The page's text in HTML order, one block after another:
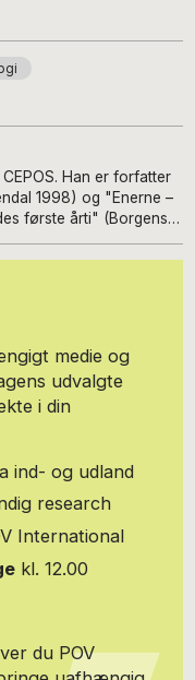
Han er forfatter
1998) og "Enerne –
første årti" (Borgens
til innovation”
i England.
medie og
udvalgte
i din
ind- og udland
research
International
kl. 12.00
du POV